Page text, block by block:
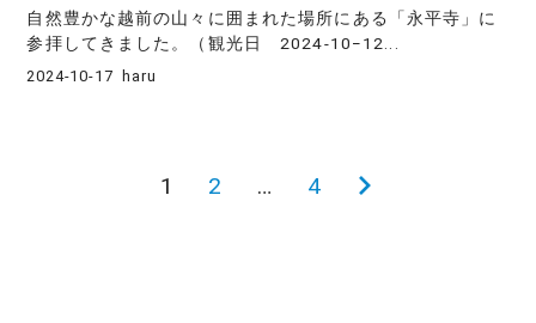
自然豊かな越前の山々に囲まれた場所にある「永平寺」に
参拝してきました。（観光日 2024‐10−12...
2024-10-17 haru
1 2 … 4
次